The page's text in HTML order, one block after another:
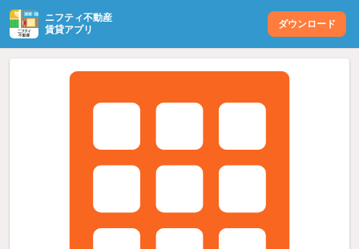
ニフティ不動産
賃貸アプリ
ダウンロード